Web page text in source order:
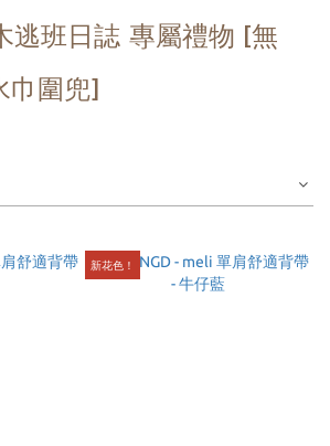
逃班日誌 專屬禮物 [無
巾圍兜]
新花色！